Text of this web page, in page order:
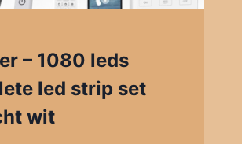
– 1080 leds
led strip set
wit